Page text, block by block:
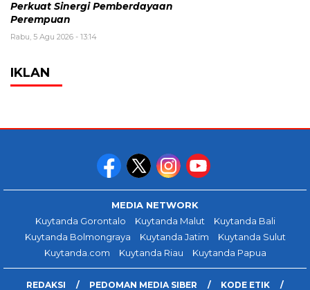
Perkuat Sinergi Pemberdayaan
Perempuan
Rabu, 5 Agu 2026 - 13:14
IKLAN
MEDIA NETWORK
Kuytanda Gorontalo
Kuytanda Malut
Kuytanda Bali
Kuytanda Bolmongraya
Kuytanda Jatim
Kuytanda Sulut
Kuytanda.com
Kuytanda Riau Kuytanda Papua
REDAKSI PEDOMAN MEDIA SIBER KODE ETIK